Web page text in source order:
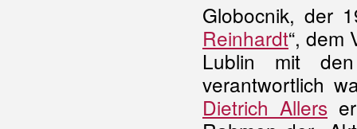
Globocnik, der
Reinhardt“, dem
Lublin mit
verantwortlich
Dietrich Allers